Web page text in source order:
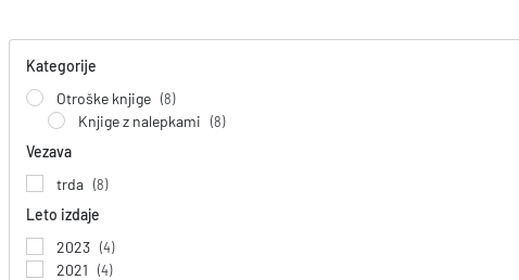
Kategorije
Otroške knjige (8)
Knjige z nalepkami (8)
Vezava
trda (8)
Leto izdaje
2023 (4)
2021 (4)